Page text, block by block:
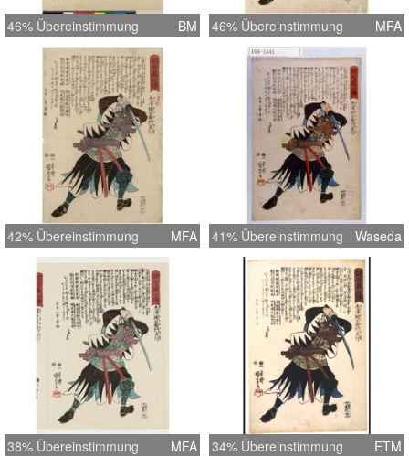
46% Übereinstimmung BM 46% Übereinstimmung MFA
42% Übereinstimmung MFA 41% Übereinstimmung Waseda
38% Übereinstimmung MFA 34% Übereinstimmung ETM